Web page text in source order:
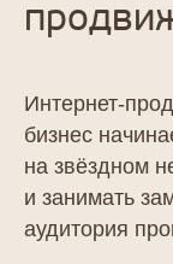
Интернет-
бизнес
на звёздном
и занимать
аудитория